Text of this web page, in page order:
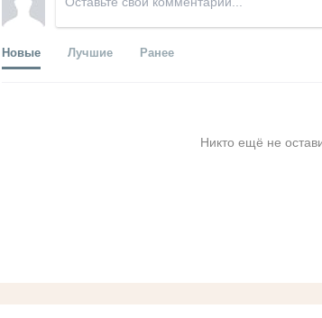
Новые Лучшие Ранее
Никто ещё не